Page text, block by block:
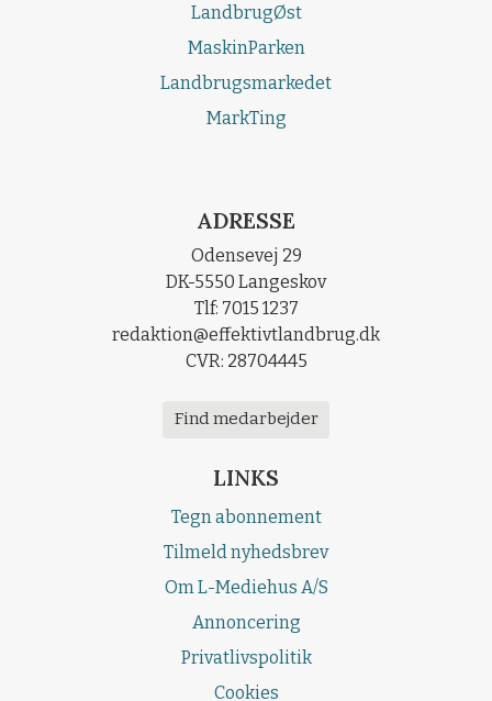
LandbrugØst
MaskinParken
Landbrugsmarkedet
MarkTing
ADRESSE
Odensevej 29
DK-5550 Langeskov
Tlf: 7015 1237
redaktion@effektivtlandbrug.dk
CVR: 28704445
Find medarbejder
LINKS
Tegn abonnement
Tilmeld nyhedsbrev
Om L-Mediehus A/S
Annoncering
Privatlivspolitik
Cookies